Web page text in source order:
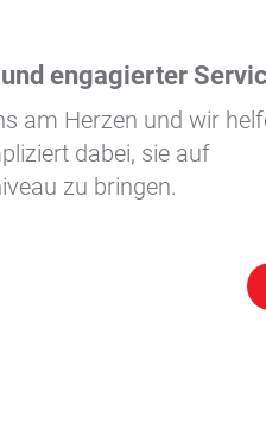
engagierter
am Herzen und wir
dabei, sie auf
zu bringen.